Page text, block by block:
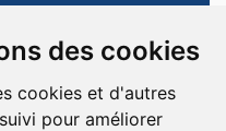
des cookies
cookies et d'autres
pour améliorer
sont réservés.